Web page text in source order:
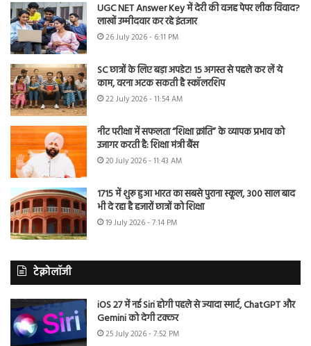
UGC NET Answer Key में देरी की वजह पेपर लीक विवाद?
लाखों उम्मीदवार कर रहे इंतजार
26 July 2026 - 6:11 PM
SC छात्रों के लिए बड़ा अपडेट! 15 अगस्त से पहले कर लें ये
काम, वरना अटक सकती है स्कॉलरशिप
22 July 2026 - 11:54 AM
नीट परीक्षा में सफलता “शिक्षा क्रांति” के व्यापक प्रभाव को
उजागर करती है: शिक्षा मंत्री बैंस
20 July 2026 - 11:43 AM
1715 में शुरू हुआ भारत का सबसे पुराना स्कूल, 300 साल बाद
भी दे रहा है हजारों छात्रों को शिक्षा
19 July 2026 - 7:14 PM
टेक्नोलॉजी
iOS 27 में नई Siri होगी पहले से ज्यादा स्मार्ट, ChatGPT और
Gemini को देगी टक्कर
25 July 2026 - 7:52 PM